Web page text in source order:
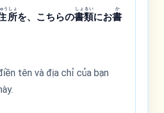
う
所
しょ
を、こちらの書
しょ
類
るい
にお書
か
tên và địa chỉ của bạn